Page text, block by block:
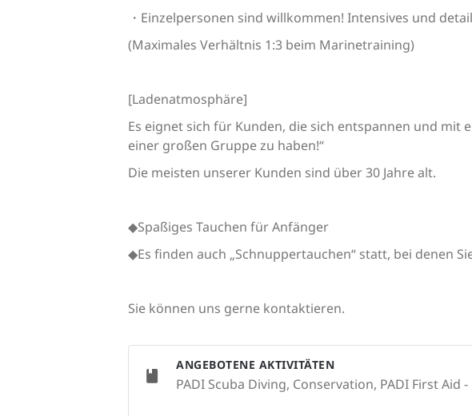
・Einzelpersonen sind willkommen! Intensives und
(Maximales Verhältnis 1:3 beim Marinetraining)
[Ladenatmosphäre]
Es eignet sich für Kunden, die sich entspannen und
einer großen Gruppe zu haben!“
Die meisten unserer Kunden sind über 30 Jahre alt.
◆Spaßiges Tauchen für Anfänger
◆Es finden auch „Schnuppertauchen“ statt, bei denen
Sie können uns gerne kontaktieren.
ANGEBOTENE AKTIVITÄTEN
PADI Scuba Diving, Conservation, PADI First Aid -